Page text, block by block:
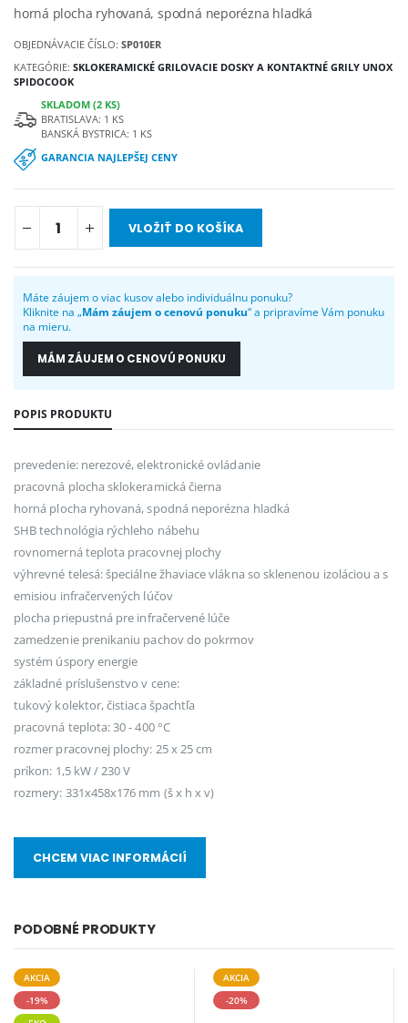
horná plocha ryhovaná, spodná neporézna hladká
OBJEDNÁVACIE ČÍSLO:SP010ER
KATEGÓRIE:SKLOKERAMICKÉ GRILOVACIE DOSKY A KONTAKTNÉ GRILY UNOX
SPIDOCOOK
SKLADOM (2 KS)
BRATISLAVA: 1 KS
BANSKÁ BYSTRICA: 1 KS
GARANCIA NAJLEPŠEJ CENY
VLOŽIŤ DO KOŠÍKA
Máte záujem o viac kusov alebo individuálnu ponuku?
Kliknite na „Mám záujem o cenovú ponuku“ a pripravíme Vám ponuku
na mieru.
MÁM ZÁUJEM O CENOVÚ PONUKU
POPIS PRODUKTU
prevedenie: nerezové, elektronické ovládanie
pracovná plocha sklokeramická čierna
horná plocha ryhovaná, spodná neporézna hladká
SHB technológia rýchleho nábehu
rovnomerná teplota pracovnej plochy
výhrevné telesá: špeciálne žhaviace vlákna so sklenenou izoláciou a s
emisiou infračervených lúčov
plocha priepustná pre infračervené lúče
zamedzenie prenikaniu pachov do pokrmov
systém úspory energie
základné príslušenstvo v cene:
tukový kolektor, čistiaca špachtľa
pracovná teplota: 30 - 400 °C
rozmer pracovnej plochy: 25 x 25 cm
príkon: 1,5 kW / 230 V
rozmery: 331x458x176 mm (š x h x v)
CHCEM VIAC INFORMÁCIÍ
PODOBNÉ PRODUKTY
AKCIA
-19%
AKCIA
-20%